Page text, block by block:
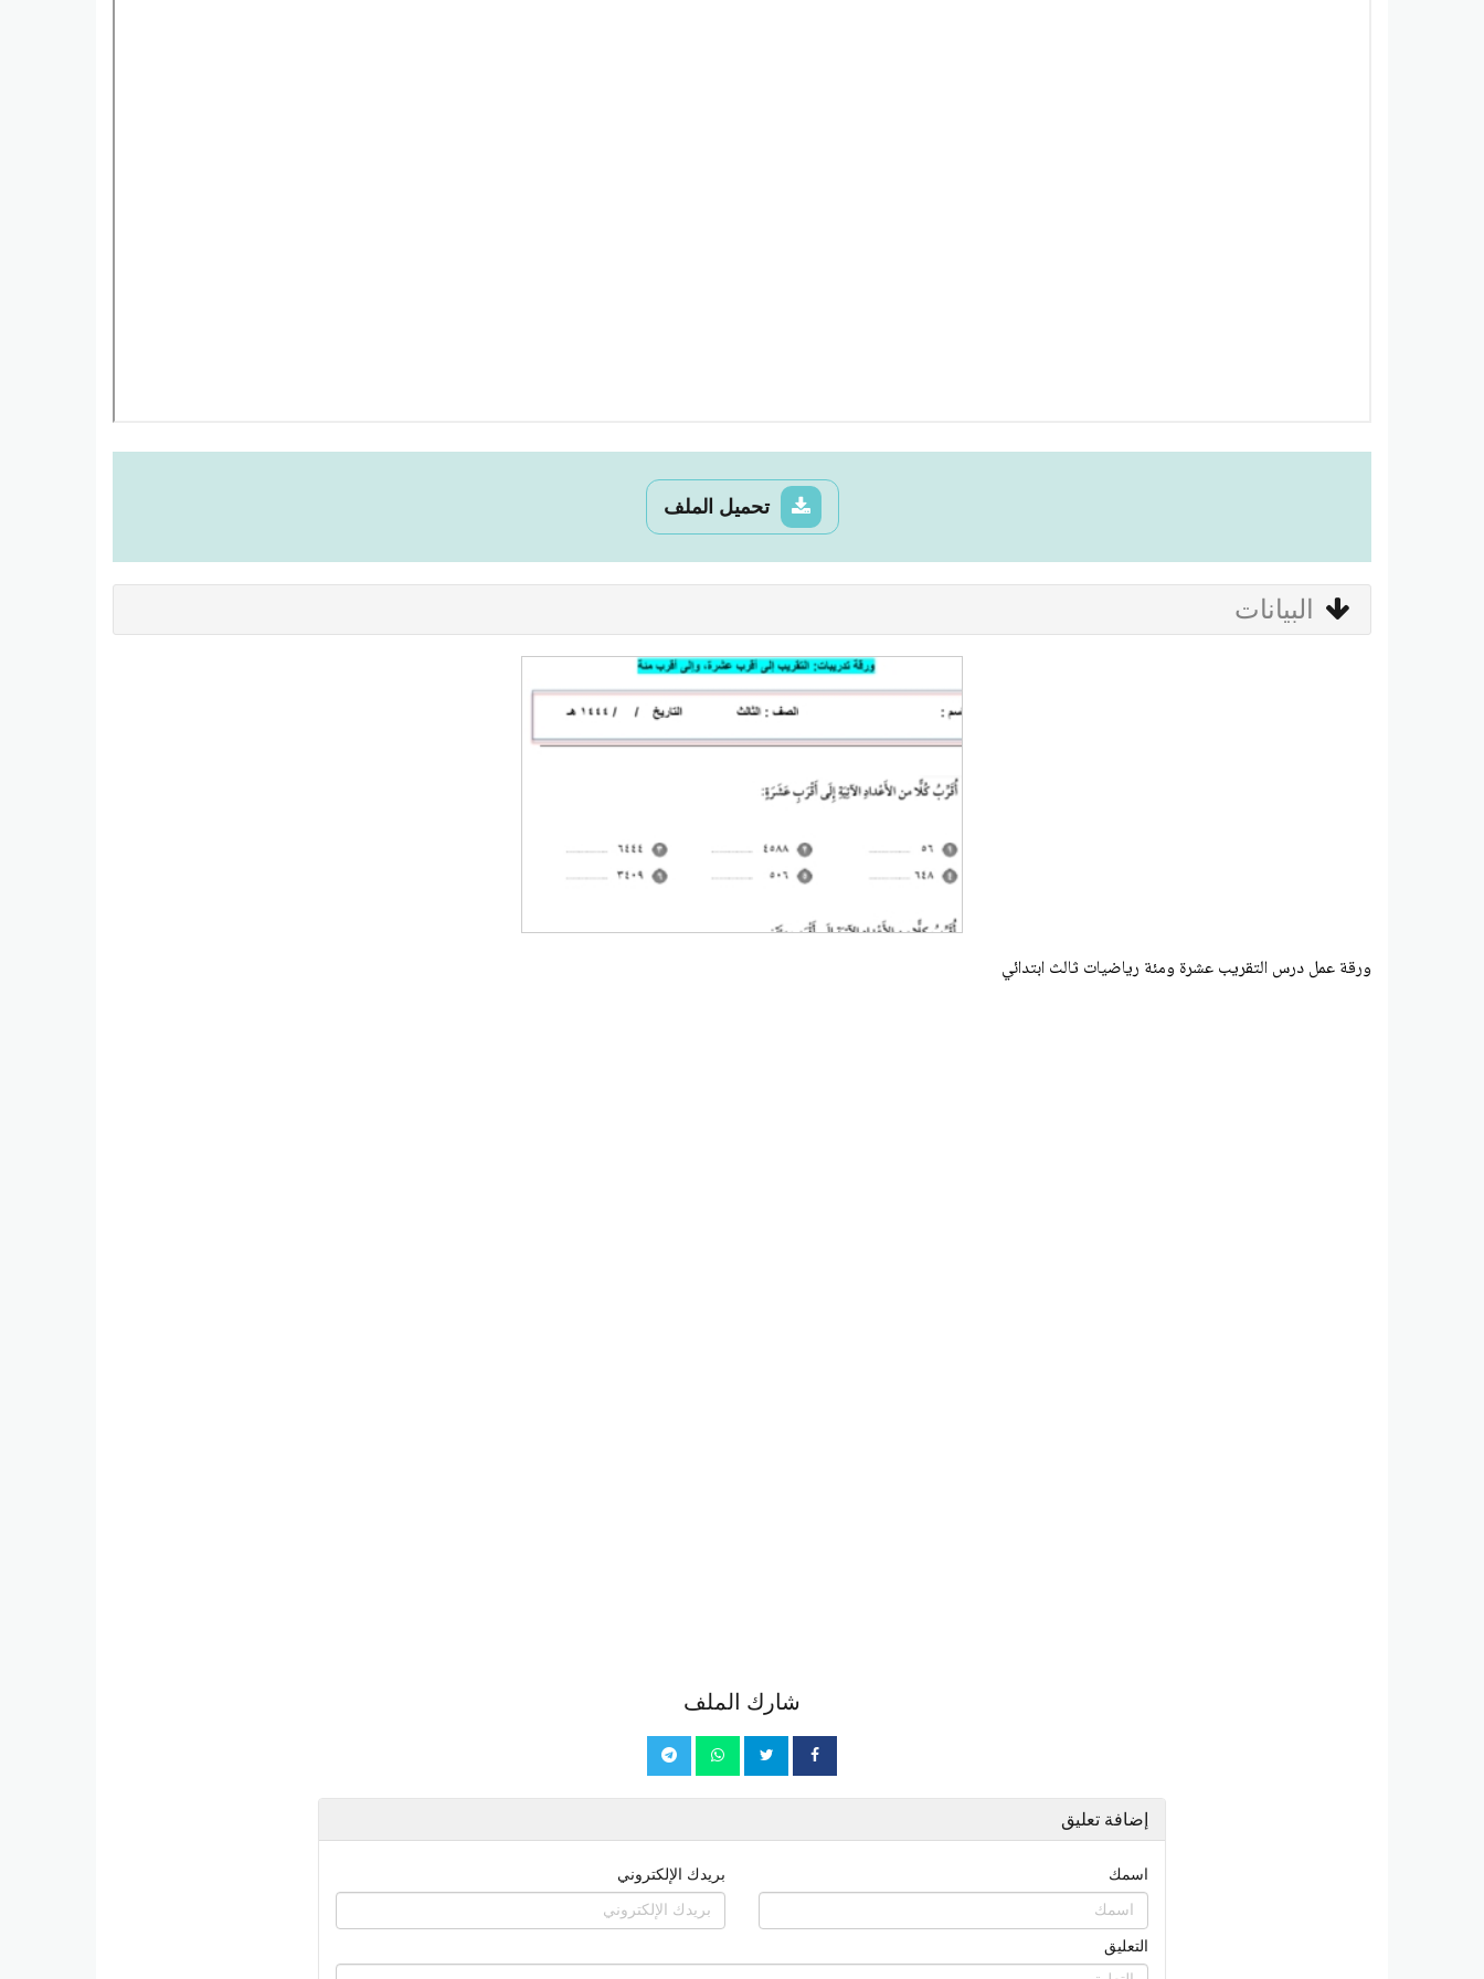
تحميل الملف
البيانات
ورقة عمل درس التقريب عشرة ومئة رياضيات ثالث ابتدائي
شارك الملف
إضافة تعليق
اسمك بريدك الإلكتروني
التعليق